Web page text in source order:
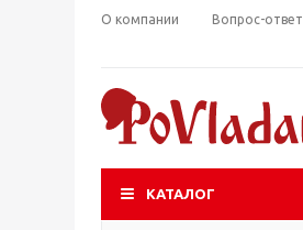
О компании Вопрос-ответ
КАТАЛОГ